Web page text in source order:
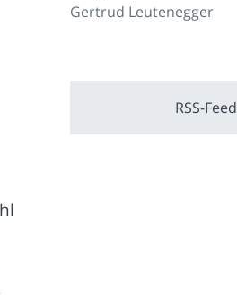
Gertrud Leutenegger
RSS-Feed